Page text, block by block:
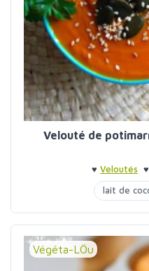
Velouté de
♥ Veloutés ♥
lait de
Végéta-LÖu